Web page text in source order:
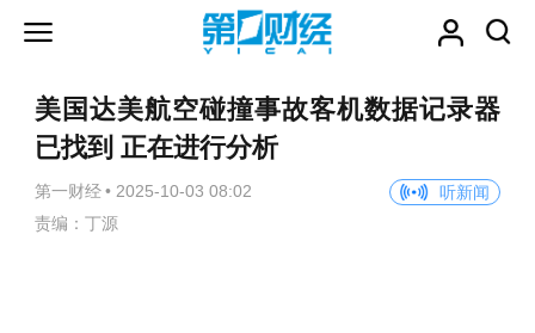
美国达美航空碰撞事故客机数据记录器
已找到 正在进行分析
第一财经 • 2025-10-03 08:02
听新闻
责编：丁源